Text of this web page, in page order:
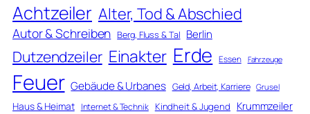
Achtzeiler Alter, Tod & Abschied
Autor & Schreiben Berg, Fluss & Tal Berlin
Dutzendzeiler Einakter Erde Essen Fahrzeuge
Feuer Gebäude & Urbanes Geld, Arbeit, Karriere Grusel
Haus & Heimat Internet & Technik Kindheit & Jugend Krummzeiler